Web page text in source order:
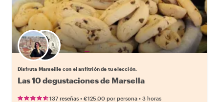
Elige tu local favorito
Disfruta Marseille con el anfitrión de tu elección.
Las 10 degustaciones de Marsella
137 reseñas • €125.00 por persona • 3 horas